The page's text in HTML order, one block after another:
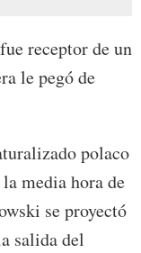
receptor de un
le pegó de
polaco
media hora de
se proyectó
salida del